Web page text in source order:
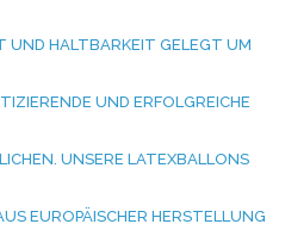
HALTBARKEIT GELEGT UM I
UND ERFOLGREICHE V
UNSERE LATEXBALLONS S
EUROPÄISCHER HERSTELLUNG UN